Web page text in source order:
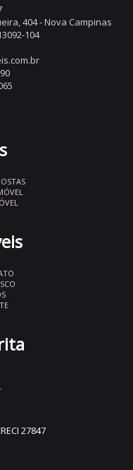
404 - Nova Campinas
104
27847